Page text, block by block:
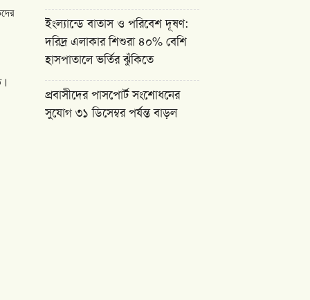
ইংল্যান্ডে বাতাস ও পরিবেশ দূষণ:
দরিদ্র এলাকার শিশুরা ৪০% বেশি
হাসপাতালে ভর্তির ঝুঁকিতে
প্রবাসীদের পাসপোর্ট সংশোধনের
সুযোগ ৩১ ডিসেম্বর পর্যন্ত বাড়ল